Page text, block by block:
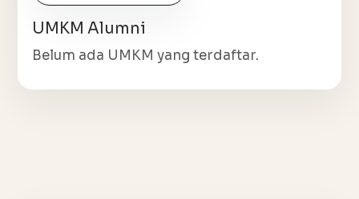
UMKM Alumni
Belum ada UMKM yang terdaftar.